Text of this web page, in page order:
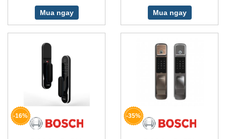
Mua ngay Mua ngay
-16% -35%